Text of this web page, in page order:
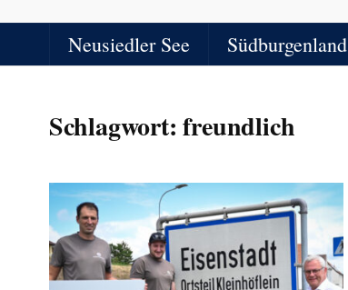
Neusiedler See Südburgenland
Schlagwort:freundlich